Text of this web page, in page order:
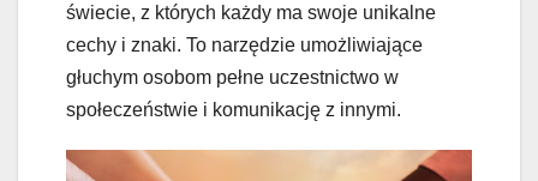
świecie, z których każdy ma swoje unikalne
cechy i znaki. To narzędzie umożliwiające
głuchym osobom pełne uczestnictwo w
społeczeństwie i komunikację z innymi.